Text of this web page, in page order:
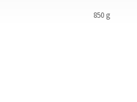
850 g